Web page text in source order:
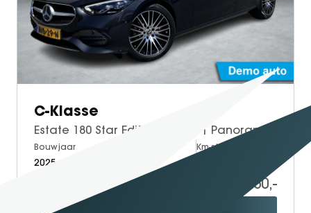
GT Coupé
S-Klasse
SL
smart #5
VOYAH
C-Klasse
Bouwjaar
2025
Km-stand
45.950,-